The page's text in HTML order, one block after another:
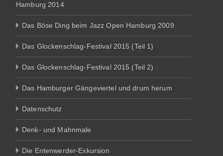
Hamburg 2014
Das Böse Ding beim Jazz Open Hamburg 2009
Das Glockenschlag-Festival 2015 (Teil 1)
Das Glockenschlag-Festival 2015 (Teil 2)
Das Hamburger Gängeviertel und drum herum
Datenschutz
Denk- und Mahnmale
Die Entenwerder-Exkursion